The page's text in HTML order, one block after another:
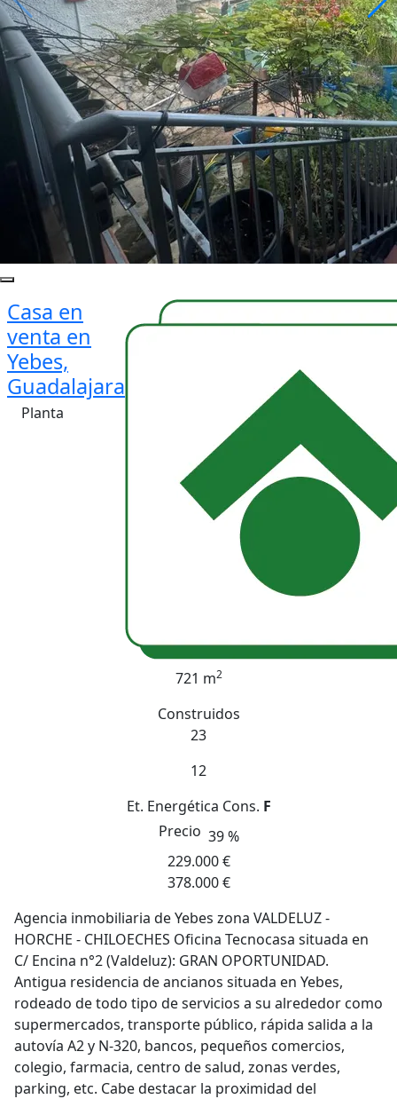
Casa en
venta en
Yebes,
Guadalajara
Planta
721 m2
Construidos
23
12
Et. Energética Cons. F
Precio 39 %
229.000 €
378.000 €
Agencia inmobiliaria de Yebes zona VALDELUZ -
HORCHE - CHILOECHES Oficina Tecnocasa situada en
C/ Encina n°2 (Valdeluz): GRAN OPORTUNIDAD.
Antigua residencia de ancianos situada en Yebes,
rodeado de todo tipo de servicios a su alrededor como
supermercados, transporte público, rápida salida a la
autovía A2 y N-320, bancos, pequeños comercios,
colegio, farmacia, centro de salud, zonas verdes,
parking, etc. Cabe destacar la proximidad del